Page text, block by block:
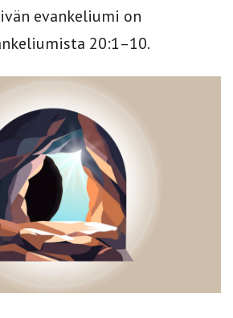
evankeliumi on
20:1–10.